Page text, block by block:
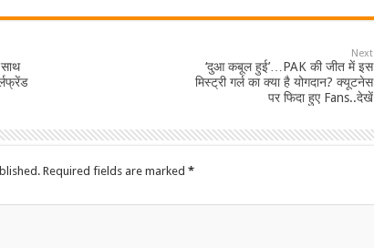
Next
‘दुआ कबूल हुई’…PAK की जीत में इस
मिस्ट्री गर्ल का क्या है योगदान? क्यूटनेस
पर फिदा हुए Fans..देखें
Required fields are marked *